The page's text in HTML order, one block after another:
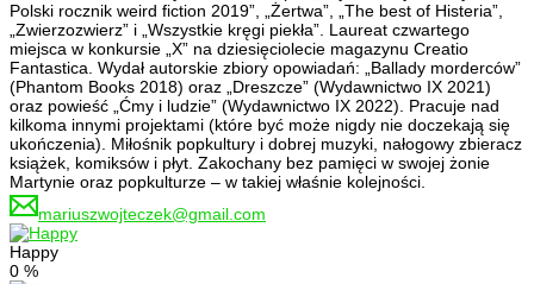
Polski rocznik weird fiction 2019”, „Żertwa”, „The best of Histeria”,
„Zwierzozwierz” i „Wszystkie kręgi piekła”. Laureat czwartego
miejsca w konkursie „X” na dziesięciolecie magazynu Creatio
Fantastica. Wydał autorskie zbiory opowiadań: „Ballady morderców”
(Phantom Books 2018) oraz „Dreszcze” (Wydawnictwo IX 2021)
oraz powieść „Ćmy i ludzie” (Wydawnictwo IX 2022). Pracuje nad
kilkoma innymi projektami (które być może nigdy nie doczekają się
ukończenia). Miłośnik popkultury i dobrej muzyki, nałogowy zbieracz
książek, komiksów i płyt. Zakochany bez pamięci w swojej żonie
Martynie oraz popkulturze – w takiej właśnie kolejności.
mariuszwojteczek@gmail.com
Happy
0 %